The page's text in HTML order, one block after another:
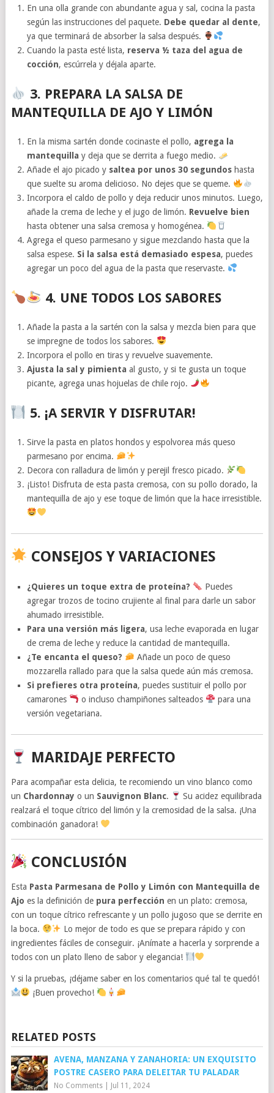
En una olla grande con abundante agua y sal, cocina la pasta
según las instrucciones del paquete. Debe quedar al dente,
ya que terminará de absorber la salsa después.
Cuando la pasta esté lista, reserva ½ taza del agua de
cocción, escúrrela y déjala aparte.
3. PREPARA LA SALSA DE
MANTEQUILLA DE AJO Y LIMÓN
En la misma sartén donde cocinaste el pollo, agrega la
mantequilla y deja que se derrita a fuego medio.
Añade el ajo picado y saltea por unos 30 segundos hasta
que suelte su aroma delicioso. No dejes que se queme.
Incorpora el caldo de pollo y deja reducir unos minutos. Luego,
añade la crema de leche y el jugo de limón. Revuelve bien
hasta obtener una salsa cremosa y homogénea.
Agrega el queso parmesano y sigue mezclando hasta que la
salsa espese. Si la salsa está demasiado espesa, puedes
agregar un poco del agua de la pasta que reservaste.
4. UNE TODOS LOS SABORES
Añade la pasta a la sartén con la salsa y mezcla bien para que
se impregne de todos los sabores.
Incorpora el pollo en tiras y revuelve suavemente.
Ajusta la sal y pimienta al gusto, y si te gusta un toque
picante, agrega unas hojuelas de chile rojo.
5. ¡A SERVIR Y DISFRUTAR!
Sirve la pasta en platos hondos y espolvorea más queso
parmesano por encima.
Decora con ralladura de limón y perejil fresco picado.
¡Listo! Disfruta de esta pasta cremosa, con su pollo dorado, la
mantequilla de ajo y ese toque de limón que la hace irresistible.
CONSEJOS Y VARIACIONES
¿Quieres un toque extra de proteína?
Puedes
agregar trozos de tocino crujiente al final para darle un sabor
ahumado irresistible.
Para una versión más ligera, usa leche evaporada en lugar
de crema de leche y reduce la cantidad de mantequilla.
¿Te encanta el queso?
Añade un poco de queso
mozzarella rallado para que la salsa quede aún más cremosa.
Si prefieres otra proteína, puedes sustituir el pollo por
camarones
o incluso champiñones salteados
para una
versión vegetariana.
MARIDAJE PERFECTO
Para acompañar esta delicia, te recomiendo un vino blanco como
un Chardonnay o un Sauvignon Blanc.
Su acidez equilibrada
realzará el toque cítrico del limón y la cremosidad de la salsa. ¡Una
combinación ganadora!
CONCLUSIÓN
Esta Pasta Parmesana de Pollo y Limón con Mantequilla de
Ajo es la definición de pura perfección en un plato: cremosa,
con un toque cítrico refrescante y un pollo jugoso que se derrite en
la boca.
Lo mejor de todo es que se prepara rápido y con
ingredientes fáciles de conseguir. ¡Anímate a hacerla y sorprende a
todos con un plato lleno de sabor y elegancia!
Y si la pruebas, ¡déjame saber en los comentarios qué tal te quedó!
¡Buen provecho!
RELATED POSTS
AVENA, MANZANA Y ZANAHORIA: UN EXQUISITO
POSTRE CASERO PARA DELEITAR TU PALADAR
No Comments| Jul 11, 2024